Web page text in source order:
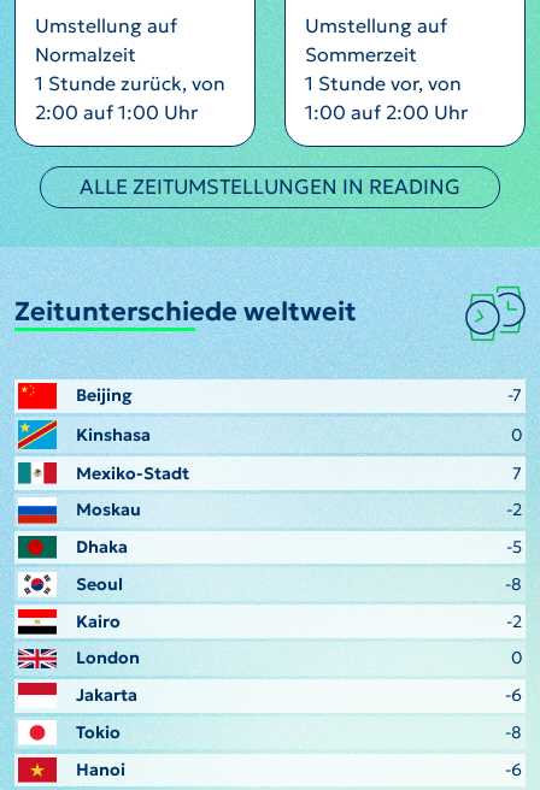
Umstellung auf
Normalzeit
1 Stunde zurück, von
2:00 auf 1:00 Uhr
Umstellung auf
Sommerzeit
1 Stunde vor, von
1:00 auf 2:00 Uhr
ALLE ZEITUMSTELLUNGEN IN READING
Zeitunterschiede weltweit
Beijing
-7
Kinshasa
0
Mexiko-Stadt
7
Moskau
-2
Dhaka
-5
Seoul
-8
Kairo
-2
London
0
Jakarta
-6
Tokio
-8
Hanoi
-6